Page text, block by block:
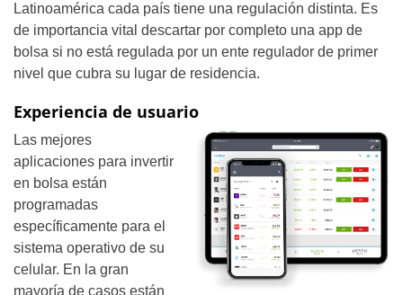
Latinoamérica cada país tiene una regulación distinta. Es
de importancia vital descartar por completo una app de
bolsa si no está regulada por un ente regulador de primer
nivel que cubra su lugar de residencia.
Experiencia de usuario
Las mejores
aplicaciones para invertir
en bolsa están
programadas
específicamente para el
sistema operativo de su
celular. En la gran
mayoría de casos están